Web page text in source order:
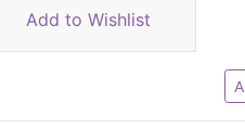
Add to Wishlist